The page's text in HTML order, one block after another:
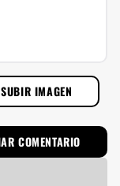
SUBIR IMAGEN